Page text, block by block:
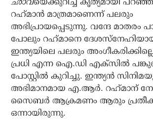
റഹ്‌മാന്‍ മാത്രമാണെന്ന് പലരും
അഭിപ്രായപ്പെടുന്നു. വന്ദേ മാതരം
പോലും റഹ്‌മാനെ
ഇന്ത്യയിലെ പലരും
പ്രധി എന്ന ഐ.ഡി എക്‌സില്‍
പോസ്റ്റില്‍ കുറിച്ചു. ഇന്ത്യന്‍
അഭിമാനമായ എ.ആര്‍. റഹ്‌മാന്
സൈബര്‍ ആക്രമണം ആരും
ഒന്നായിരുന്നു.